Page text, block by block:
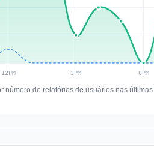
número de relatórios de usuários nas